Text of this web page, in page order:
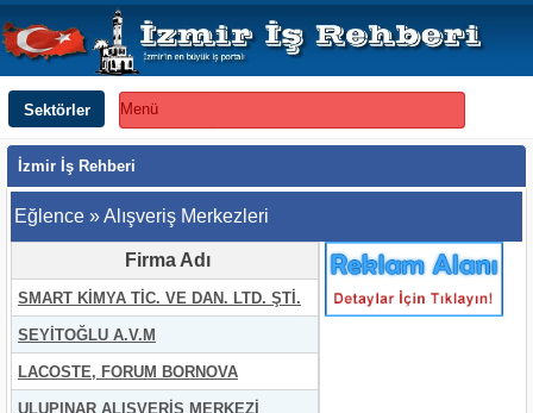
Sektörler Menü
İzmir İş Rehberi
Eğlence » Alışveriş Merkezleri
Firma Adı
SMART KİMYA TİC. VE DAN. LTD. ŞTİ.
SEYİTOĞLU A.V.M
LACOSTE, FORUM BORNOVA
ULUPINAR ALIŞVERİŞ MERKEZİ